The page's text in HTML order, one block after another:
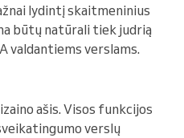
lydintį skaitmeninius
būtų natūrali tiek judrią
valdantiems verslams.
ašis. Visos funkcijos
verslų